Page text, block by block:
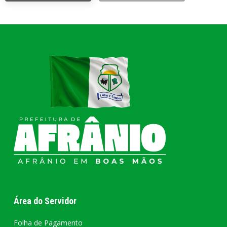
Área do Servidor
Folha de Pagamento